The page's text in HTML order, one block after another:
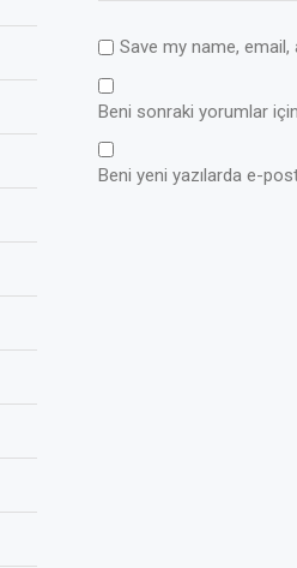
Save my name,
Beni sonraki yorumlar
Beni yeni yazılarda e-